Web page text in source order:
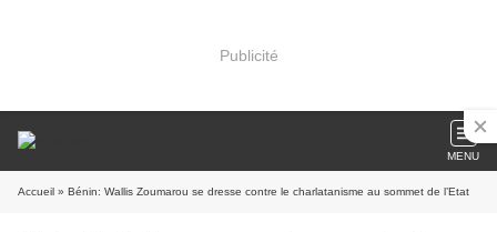
Publicité
MENU
Accueil » Bénin: Wallis Zoumarou se dresse contre le charlatanisme au sommet de l’Etat